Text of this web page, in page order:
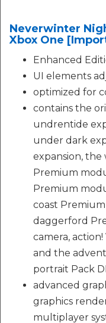
Neverwinter
Xbox One
Enhanced
UI elements
optimized for
contains the
undrentide
under dark
expansion,
Premium
Premium
coast
daggerford
camera,
and the
portrait Pack
advanced
graphics
multiplayer